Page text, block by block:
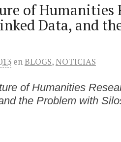
of Humanities
Data, and
enBLOGS,NOTICIAS
of Humanities
the Problem with